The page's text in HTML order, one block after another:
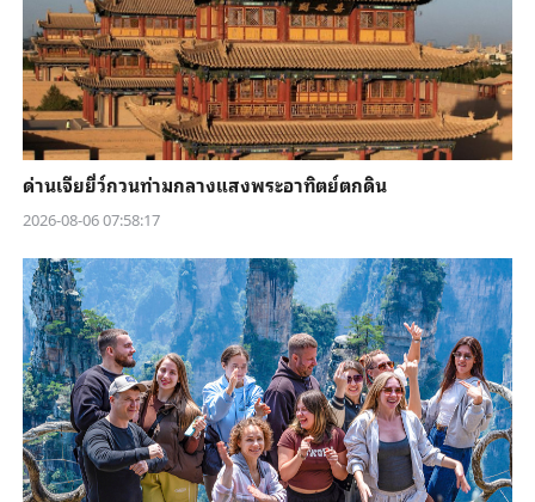
ด่านเจียยี่ว์กวนท่ามกลางแสงพระอาทิตย์ตกดิน
2026-08-06 07:58:17